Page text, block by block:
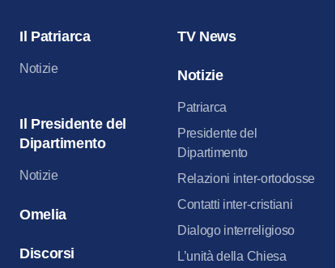
Il Patriarca
Notizie
Il Presidente del
Dipartimento
Notizie
Omelia
Discorsi
TV News
Notizie
Patriarca
Presidente del
Dipartimento
Relazioni inter-ortodosse
Contatti inter-cristiani
Dialogo interreligioso
L’unità della Chiesa